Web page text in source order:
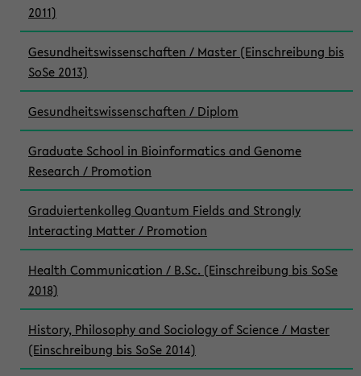
2011)
Gesundheitswissenschaften / Master (Einschreibung bis
SoSe 2013)
Gesundheitswissenschaften / Diplom
Graduate School in Bioinformatics and Genome
Research / Promotion
Graduiertenkolleg Quantum Fields and Strongly
Interacting Matter / Promotion
Health Communication / B.Sc. (Einschreibung bis SoSe
2018)
History, Philosophy and Sociology of Science / Master
(Einschreibung bis SoSe 2014)